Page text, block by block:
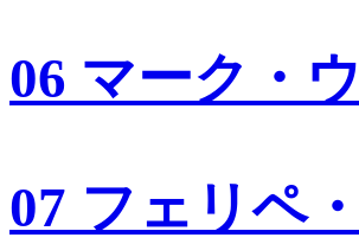
06 マーク・
07 フェリペ